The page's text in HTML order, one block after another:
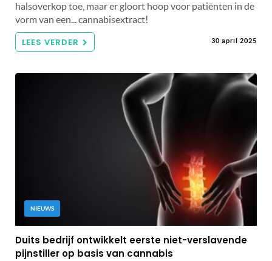
halsoverkop toe, maar er gloort hoop voor patiënten in de
vorm van een... cannabisextract!
LEES VERDER 30 april 2025
NIEUWS
Duits bedrijf ontwikkelt eerste niet-verslavende
pijnstiller op basis van cannabis